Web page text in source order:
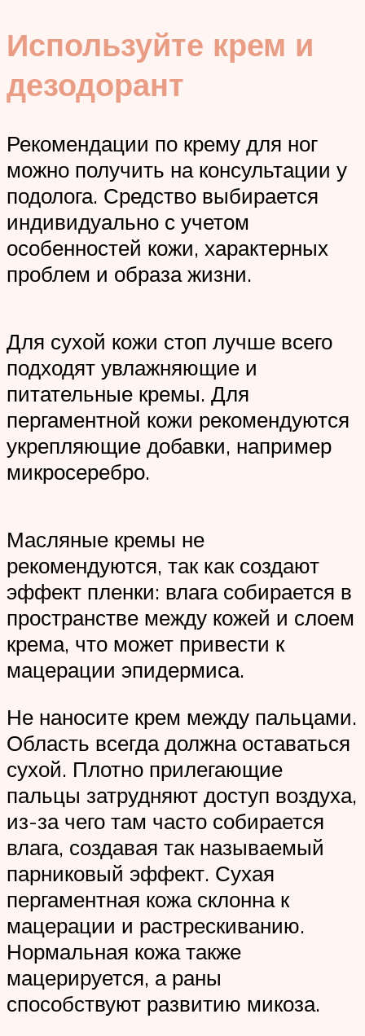
Используйте крем и
дезодорант
Рекомендации по крему для ног
можно получить на консультации у
подолога. Средство выбирается
индивидуально с учетом
особенностей кожи, характерных
проблем и образа жизни.
Для сухой кожи стоп лучше всего
подходят увлажняющие и
питательные кремы. Для
пергаментной кожи рекомендуются
укрепляющие добавки, например
микросеребро.
Масляные кремы не
рекомендуются, так как создают
эффект пленки: влага собирается в
пространстве между кожей и слоем
крема, что может привести к
мацерации эпидермиса.
Не наносите крем между пальцами.
Область всегда должна оставаться
сухой. Плотно прилегающие
пальцы затрудняют доступ воздуха,
из-за чего там часто собирается
влага, создавая так называемый
парниковый эффект. Сухая
пергаментная кожа склонна к
мацерации и растрескиванию.
Нормальная кожа также
мацерируется, а раны
способствуют развитию микоза.